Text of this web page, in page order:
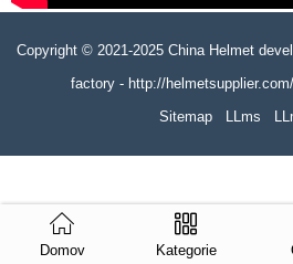
Copyright © 2021-2025 China Helmet
factory - http://
Sitemap
LLms
Domov Kategorie